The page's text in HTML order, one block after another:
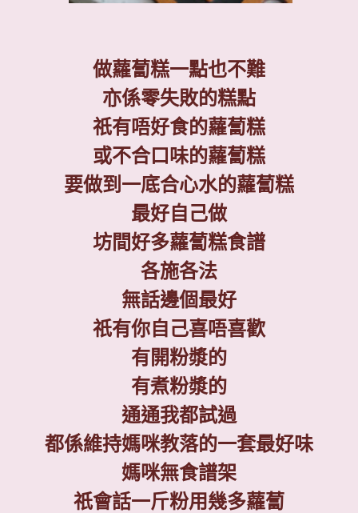
做蘿蔔糕一點也不難
亦係零失敗的糕點
祇有唔好食的蘿蔔糕
或不合口味的蘿蔔糕
要做到一底合心水的蘿蔔糕
最好自己做
坊間好多蘿蔔糕食譜
各施各法
無話邊個最好
祇有你自己喜唔喜歡
有開粉漿的
有煮粉漿的
通通我都試過
都係維持媽咪教落的一套最好味
媽咪無食譜架
祇會話一斤粉用幾多蘿蔔